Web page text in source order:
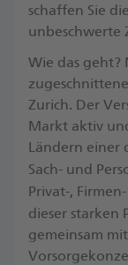
schaffen Sie
unbeschwerte
Wie das
Zurich. Der
Markt aktiv
Ländern einer
Sach- und
Privat-,
dieser starken
gemeinsam